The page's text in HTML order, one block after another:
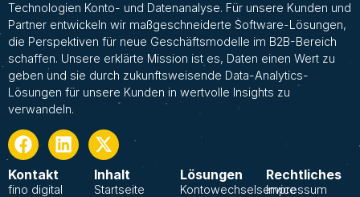
Technologien Konto- und Datenanalyse. Für unsere Kunden und
Partner entwickeln wir maßgeschneiderte Software-Lösungen,
die Perspektiven für neue Geschäftsmodelle im B2B-Bereich
schaffen. Unsere erklärte Mission ist es, Daten einen Wert zu
geben und sie durch zukunftsweisende Data-Analytics-
Lösungen für unsere Kunden in wertvolle Insights zu
verwandeln.
Kontakt
fino digital
Inhalt
Startseite
Lösungen
Kontowechselservice
Rechtliches
Impressum